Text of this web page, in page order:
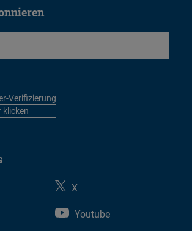
Verifizierung
klicken
X
Youtube